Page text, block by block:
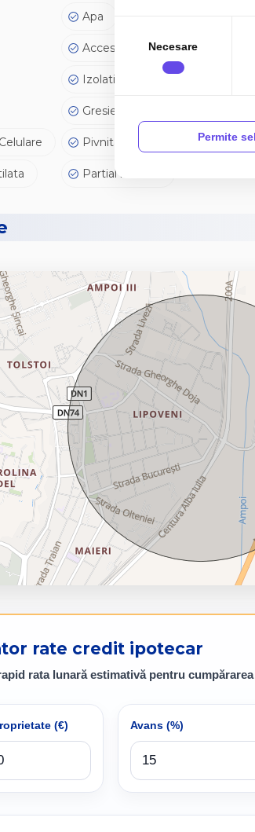
Apa
Acces internet
Izolatie Exterior
Gresie
Pivnita
Partial mobilat
rate credit ipotecar
rata lunară estimativă pentru
(€) Avans (%)
Necesare
Permite